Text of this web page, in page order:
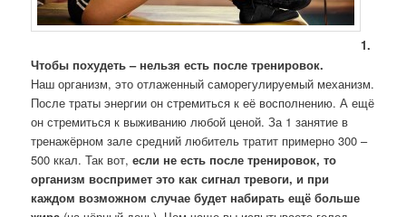
1.
Чтобы похудеть – нельзя есть после тренировок.
Наш организм, это отлаженный саморегулируемый механизм.
После траты энергии он стремиться к её восполнению. А ещё
он стремиться к выживанию любой ценой. За 1 занятие в
тренажёрном зале средний любитель тратит примерно 300 –
500 ккал. Так вот,если не есть после тренировок, то
организм воспримет это как сигнал тревоги, и при
каждом возможном случае будет набирать ещё больше